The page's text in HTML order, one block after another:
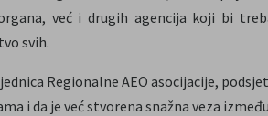
već i drugih agencija koji bi
svih.
Regionalne AEO asocijacije,
i da je već stvorena snažna veza